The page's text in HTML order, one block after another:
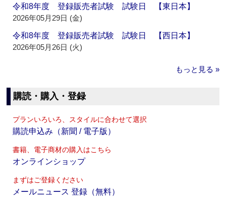
令和8年度 登録販売者試験 試験日 【東日本】
2026年05月29日 (金)
令和8年度 登録販売者試験 試験日 【西日本】
2026年05月26日 (火)
もっと見る »
購読・購入・登録
プランいろいろ、スタイルに合わせて選択
購読申込み（新聞 / 電子版）
書籍、電子商材の購入はこちら
オンラインショップ
まずはご登録ください
メールニュース 登録（無料）